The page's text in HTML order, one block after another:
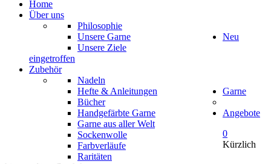
Home
Über uns
Philosophie
Unsere Garne
Unsere Ziele
Neu
eingetroffen
Zubehör
Nadeln
Hefte & Anleitungen
Bücher
Garne
Handgefärbte Garne
Garne aus aller Welt
Sockenwolle
Farbverläufe
Raritäten
Angebote
0
Kürzlich